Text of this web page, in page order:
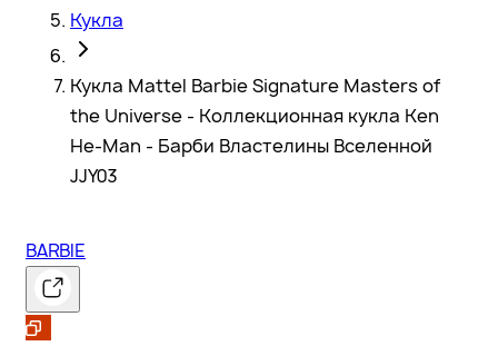
Кукла
Кукла Mattel Barbie Signature Masters of
the Universe - Коллекционная кукла Ken
He-Man - Барби Властелины Вселенной
JJY03
BARBIE